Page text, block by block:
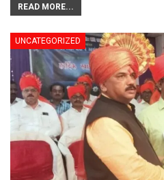
READ MORE...
UNCATEGORIZED